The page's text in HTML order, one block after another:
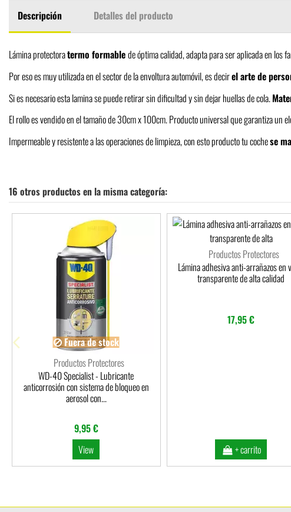
Descripción Detalles del producto
Lámina protectoratermo formablede óptima calidad, adapta para ser aplicada en los
Por eso es muy utilizada en el sector de la envoltura automóvil, es decirel arte de
Si es necesario esta lamina se puede retirar sin dificultad y sin dejar huellas de cola.
El rollo es vendido en el tamaño de 30cm x 100cm. Producto universal que garantiza un
Impermeable y resistente a las operaciones de limpieza, con esto producto tu cochese
16 otros productos en la misma categoría:
Fuera de stock
Productos Protectores
WD-40 Specialist - Lubricante
anticorrosión con sistema de bloqueo en
aerosol con...
9,95 €
View
Productos Protectores
Lámina adhesiva anti-arrañazos en
transparente de alta calidad
17,95 €
+ carrito